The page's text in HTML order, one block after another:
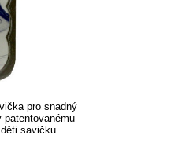
pro snadný
savičku